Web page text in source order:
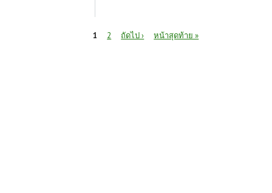
1 2 ถัดไป › หน้าสุดท้าย »